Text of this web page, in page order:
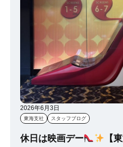
2026年6月3日
東海支社 スタッフブログ
休日は映画デー 【